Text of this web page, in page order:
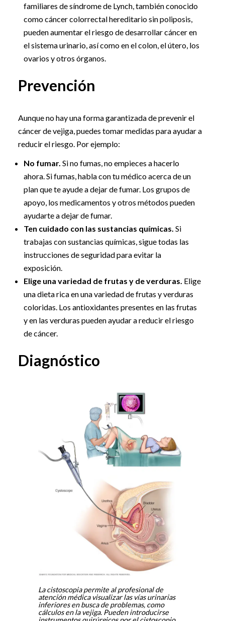
familiares de síndrome de Lynch, también conocido
como cáncer colorrectal hereditario sin poliposis,
pueden aumentar el riesgo de desarrollar cáncer en
el sistema urinario, así como en el colon, el útero, los
ovarios y otros órganos.
Prevención
Aunque no hay una forma garantizada de prevenir el
cáncer de vejiga, puedes tomar medidas para ayudar a
reducir el riesgo. Por ejemplo:
No fumar. Si no fumas, no empieces a hacerlo
ahora. Si fumas, habla con tu médico acerca de un
plan que te ayude a dejar de fumar. Los grupos de
apoyo, los medicamentos y otros métodos pueden
ayudarte a dejar de fumar.
Ten cuidado con las sustancias químicas. Si
trabajas con sustancias químicas, sigue todas las
instrucciones de seguridad para evitar la
exposición.
Elige una variedad de frutas y de verduras. Elige
una dieta rica en una variedad de frutas y verduras
coloridas. Los antioxidantes presentes en las frutas
y en las verduras pueden ayudar a reducir el riesgo
de cáncer.
Diagnóstico
La cistoscopia permite al profesional de
atención médica visualizar las vías urinarias
inferiores en busca de problemas, como
cálculos en la vejiga. Pueden introducirse